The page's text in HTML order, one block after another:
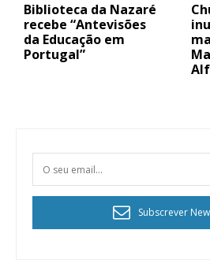
Biblioteca da Nazaré
recebe “Antevisões
da Educação em
Portugal”
Subscrever